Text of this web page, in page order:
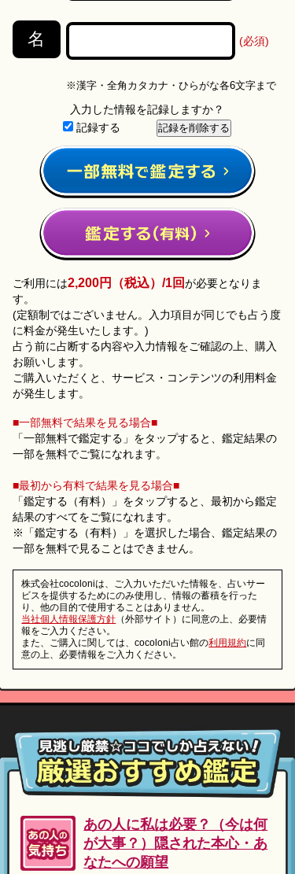
名 (必須)
※漢字・全角カタカナ・ひらがな各6文字まで
入力した情報を記録しますか？
記録する
ご利用には2,200円（税込）/1回が必要となりま
す。
(定額制ではございません。入力項目が同じでも占う度
に料金が発生いたします。)
占う前に占断する内容や入力情報をご確認の上、購入
お願いします。
ご購入いただくと、サービス・コンテンツの利用料金
が発生します。
■一部無料で結果を見る場合■
「一部無料で鑑定する」をタップすると、鑑定結果の
一部を無料でご覧になれます。
■最初から有料で結果を見る場合■
「鑑定する（有料）」をタップすると、最初から鑑定
結果のすべてをご覧になれます。
※「鑑定する（有料）」を選択した場合、鑑定結果の
一部を無料で見ることはできません。
株式会社cocoloniは、ご入力いただいた情報を、占いサー
ビスを提供するためにのみ使用し、情報の蓄積を行った
り、他の目的で使用することはありません。
当社個人情報保護方針 （外部サイト）に同意の上、必要情
報をご入力ください。
また、ご購入に関しては、cocoloni占い館の利用規約に同
意の上、必要情報をご入力ください。
あの人に私は必要？（今は何
が大事？）隠された本心・あ
なたへの願望